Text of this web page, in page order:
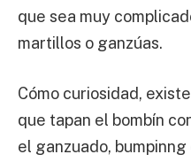
que sea muy
martillos o ganzúas.
Cómo curiosidad,
que tapan el bombín
el ganzuado,